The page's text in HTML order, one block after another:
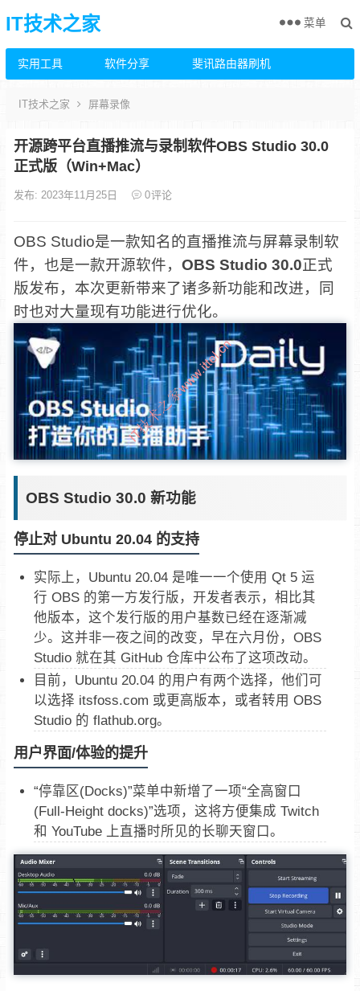
IT技术之家
实用工具 软件分享 斐讯路由器刷机
菜单
IT技术之家 屏幕录像
开源跨平台直播推流与录制软件OBS Studio 30.0
正式版（Win+Mac）
发布: 2023年11月25日 0评论
OBS Studio是一款知名的直播推流与屏幕录制软
件，也是一款开源软件， OBS Studio 30.0正式
版发布，本次更新带来了诸多新功能和改进，同
时也对大量现有功能进行优化。
OBS Studio 30.0 新功能
停止对 Ubuntu 20.04 的支持
实际上，Ubuntu 20.04 是唯一一个使用 Qt 5 运
行 OBS 的第一方发行版，开发者表示，相比其
他版本，这个发行版的用户基数已经在逐渐减
少。这并非一夜之间的改变，早在六月份，OBS
Studio 就在其 GitHub 仓库中公布了这项改动。
目前，Ubuntu 20.04 的用户有两个选择，他们可
以选择 itsfoss.com 或更高版本，或者转用 OBS
Studio 的 flathub.org。
用户界面/体验的提升
“停靠区(Docks)”菜单中新增了一项“全高窗口
(Full-Height docks)”选项，这将方便集成 Twitch
和 YouTube 上直播时所见的长聊天窗口。